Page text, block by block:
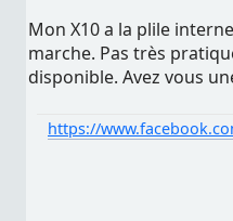
Mon X10 a la plile
marche. Pas très
disponible. Avez vous
https://